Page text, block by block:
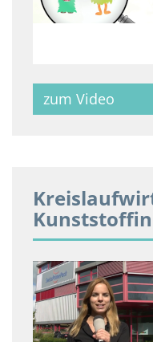
zum Video